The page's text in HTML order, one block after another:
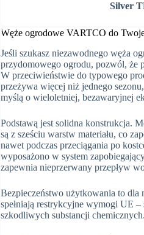
Silver
Węże ogrodowe VARTCO do
Jeśli szukasz niezawodnego węża
przydomowego ogrodu, pozwól, że
W przeciwieństwie do typowego
przeżywa więcej niż jednego
myślą o wieloletniej, bezawaryjnej
Podstawą jest solidna konstrukcja.
są z sześciu warstw materiału, co
nawet podczas przeciągania po
wyposażono w system
zapewnia nieprzerwany przepływ
Bezpieczeństwo użytkowania to dla
spełniają restrykcyjne wymogi UE –
szkodliwych substancji chemicznych.